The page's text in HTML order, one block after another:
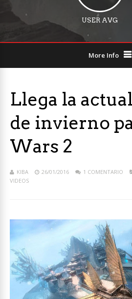
USER AVG
More Info
Llega la
de invierno
Wars 2
KIBA 26/01/2016 1 COMENTARIO
VIDEOS